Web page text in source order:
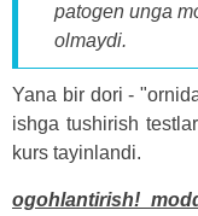
patogen unga
olmaydi.
Yana bir dori -
ishga tushirish
kurs tayinlandi.
ogohlantirish!